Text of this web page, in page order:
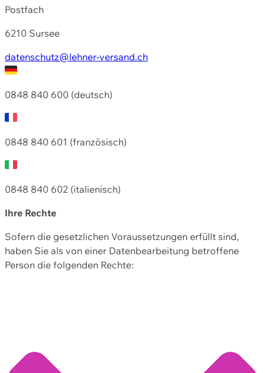
Postfach
6210 Sursee
datenschutz@lehner-versand.ch
0848 840 600 (deutsch)
0848 840 601 (französisch)
0848 840 602 (italienisch)
Ihre Rechte
Sofern die gesetzlichen Voraussetzungen erfüllt sind,
haben Sie als von einer Datenbearbeitung betroffene
Person die folgenden Rechte: